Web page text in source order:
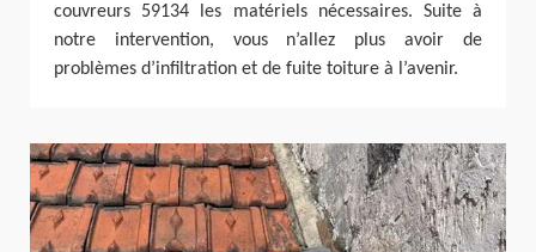
couvreurs 59134 les matériels nécessaires. Suite à
notre intervention, vous n’allez plus avoir de
problèmes d’infiltration et de fuite toiture à l’avenir.